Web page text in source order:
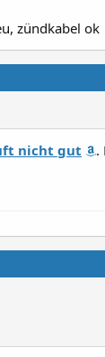
zündkabel ok
nicht gut .